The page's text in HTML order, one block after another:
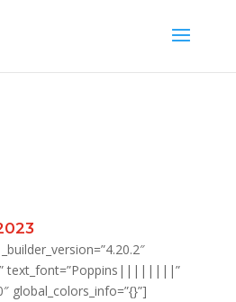
text_font=”Poppins||||||||”
global_colors_info=”{}”]